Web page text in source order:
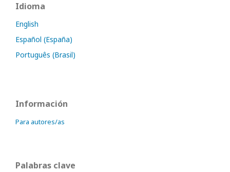
Idioma
English
Español (España)
Português (Brasil)
Información
Para autores/as
Palabras clave